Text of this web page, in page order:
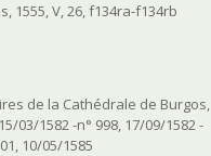
1555, V, 26, f134ra-f134rb
de la Cathédrale de Burgos,
03/1582 -n° 998, 17/09/1582 -
10/05/1585